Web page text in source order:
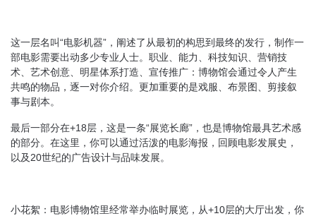
这一层名叫“电影机器”，阐述了从最初的构思到最终的发行，制作一
部电影需要出动多少专业人士。职业、能力、科技知识、营销技
术、艺术创意、明星体系打造、宣传推广：博物馆会通过令人产生
共鸣的物品，逐一对你介绍。更加重要的是戏服、布景图、剪接叙
事与剧本。
最后一部分在+18层，这是一条“展览长廊”，也是博物馆最具艺术感
的部分。在这里，你可以通过活泼的电影海报，回顾电影发展史，
以及20世纪的广告设计与品味发展。
小花絮：电影博物馆里经常举办临时展览，从+10层的大厅出发，你